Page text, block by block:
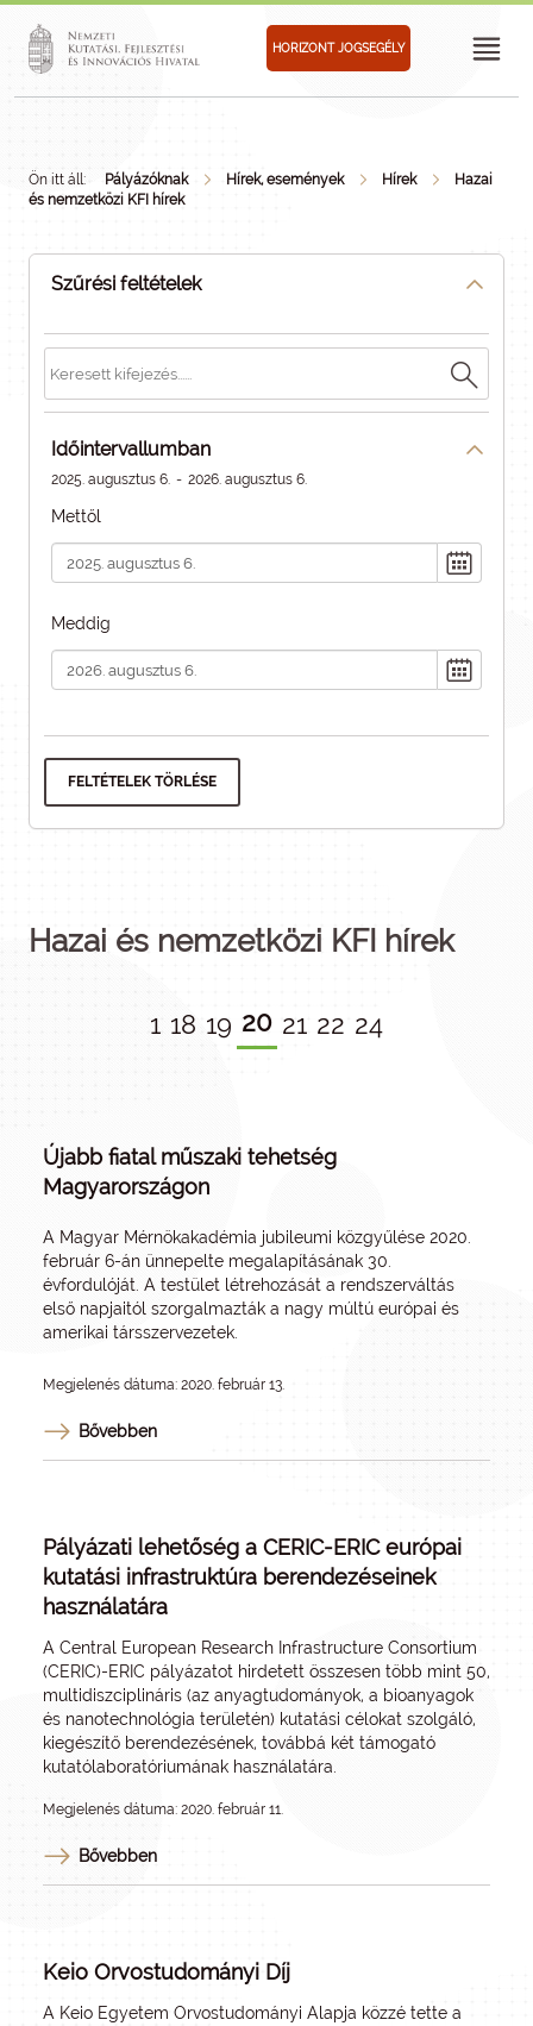
HORIZONT JOGSEGÉLY
Ön itt áll: Pályázóknak Hírek, események Hírek
Hazai
és nemzetközi KFI hírek
Szűrési feltételek
Időintervallumban
2025. augusztus 6. - 2026. augusztus 6.
Mettől
Meddig
FELTÉTELEK TÖRLÉSE
Hazai és nemzetközi KFI hírek
1 18 19 20 21 22 24
Újabb fiatal műszaki tehetség
Magyarországon
A Magyar Mérnökakadémia jubileumi közgyűlése 2020.
február 6-án ünnepelte megalapításának 30.
évfordulóját. A testület létrehozását a rendszerváltás
első napjaitól szorgalmazták a nagy múltú európai és
amerikai társszervezetek.
Megjelenés dátuma: 2020. február 13.
Bővebben
Pályázati lehetőség a CERIC-ERIC európai
kutatási infrastruktúra berendezéseinek
használatára
A Central European Research Infrastructure Consortium
(CERIC)-ERIC pályázatot hirdetett összesen több mint 50,
multidiszciplináris (az anyagtudományok, a bioanyagok
és nanotechnológia területén) kutatási célokat szolgáló,
kiegészítő berendezésének, továbbá két támogató
kutatólaboratóriumának használatára.
Megjelenés dátuma: 2020. február 11.
Bővebben
Keio Orvostudományi Díj
A Keio Egyetem Orvostudományi Alapja közzé tette a